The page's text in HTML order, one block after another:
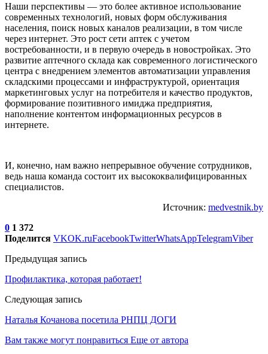
Наши перспективы — это более активное использование
современных технологий, новых форм обслуживания
населения, поиск новых каналов реализации, в том числе
через интернет. Это рост сети аптек с учетом
востребованности, и в первую очередь в новостройках. Это
развитие аптечного склада как современного логистического
центра с внедрением элементов автоматизации управления
складскими процессами и инфраструктурой, ориентация
маркетинговых услуг на потребителя и качество продуктов,
формирование позитивного имиджа предприятия,
наполнение контентом информационных ресурсов в
интернете.
И, конечно, нам важно непрерывное обучение сотрудников,
ведь наша команда состоит их высококвалифицированных
специалистов.
Источник: medvestnik.by
0 1 372
Поделится VKOK.ruFacebookTwitterWhatsAppTelegramViber
Предыдущая запись
Профилактика, которая работает!
Следующая запись
Наталья Кочанова посетила РНПЦ ДОГИ
Вам также могут понравиться Еще от автора